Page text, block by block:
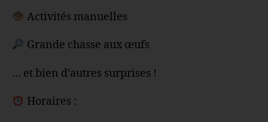
Activités manuelles
Grande chasse aux œufs
… et bien d’autres surprises !
Horaires :